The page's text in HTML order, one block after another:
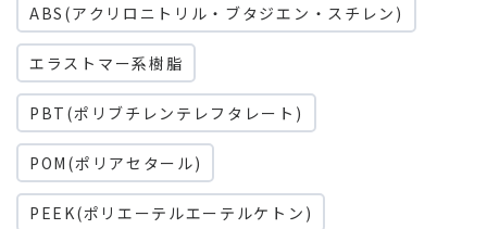
ABS(アクリロニトリル・ブタジエン・スチレン)
エラストマー系樹脂
PBT(ポリブチレンテレフタレート)
POM(ポリアセタール)
PEEK(ポリエーテルエーテルケトン)